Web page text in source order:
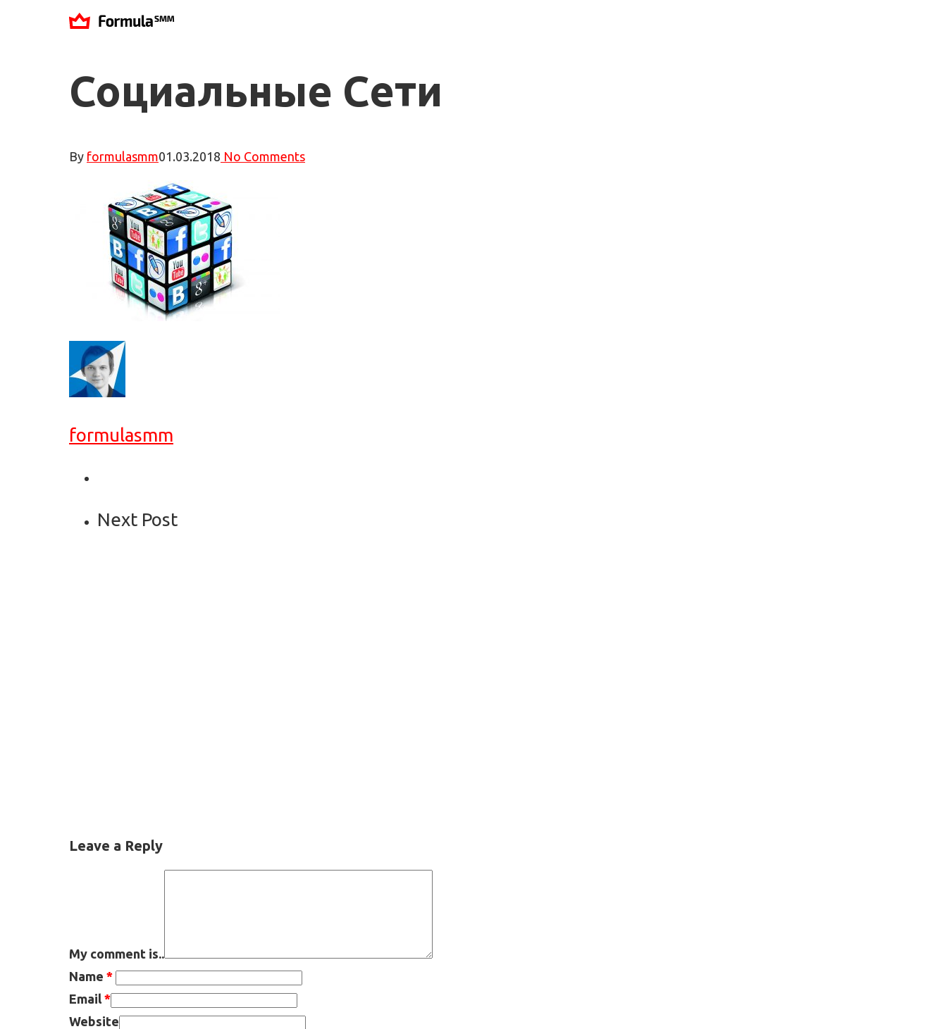
Социальные Сети
By formulasmm01.03.2018 No Comments
formulasmm
Next Post
Leave a Reply
My comment is..
Name *
Email *
Website